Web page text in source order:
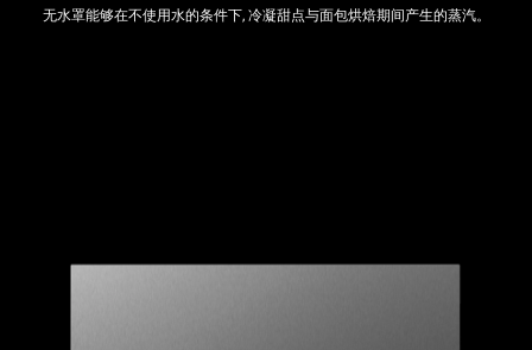
无水罩能够在不使用水的条件下, 冷凝甜点与面包烘焙期间产生的蒸汽。